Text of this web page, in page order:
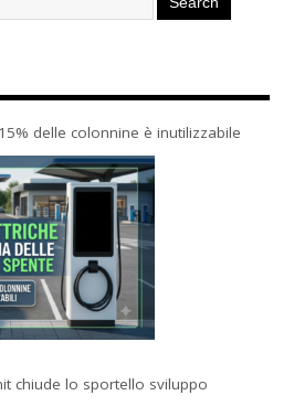
delle colonnine è inutilizzabile
chiude lo sportello sviluppo